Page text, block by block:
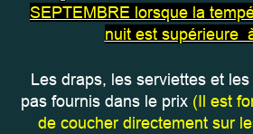
SEPTEMBRE lorsque la
nuit est supérieure
Les draps, les serviettes et
pas fournis dans le prix (Il est
de coucher directement sur